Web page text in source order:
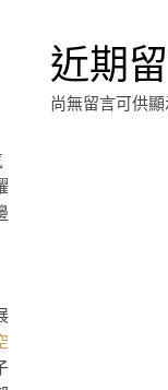
近期
尚無留言可供顯